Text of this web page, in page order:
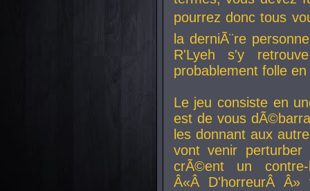
pourrez donc tous
la derniÃ¨re
R'Lyeh s'y
probablement folle
Le jeu consiste en
est de vous
les donnant aux
vont venir perturber
crÃ©ent un
Â«Â D'horreurÂ